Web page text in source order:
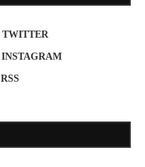
TWITTER
INSTAGRAM
RSS